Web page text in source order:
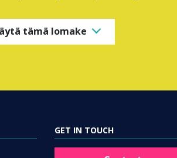
tämä lomake
GET IN TOUCH